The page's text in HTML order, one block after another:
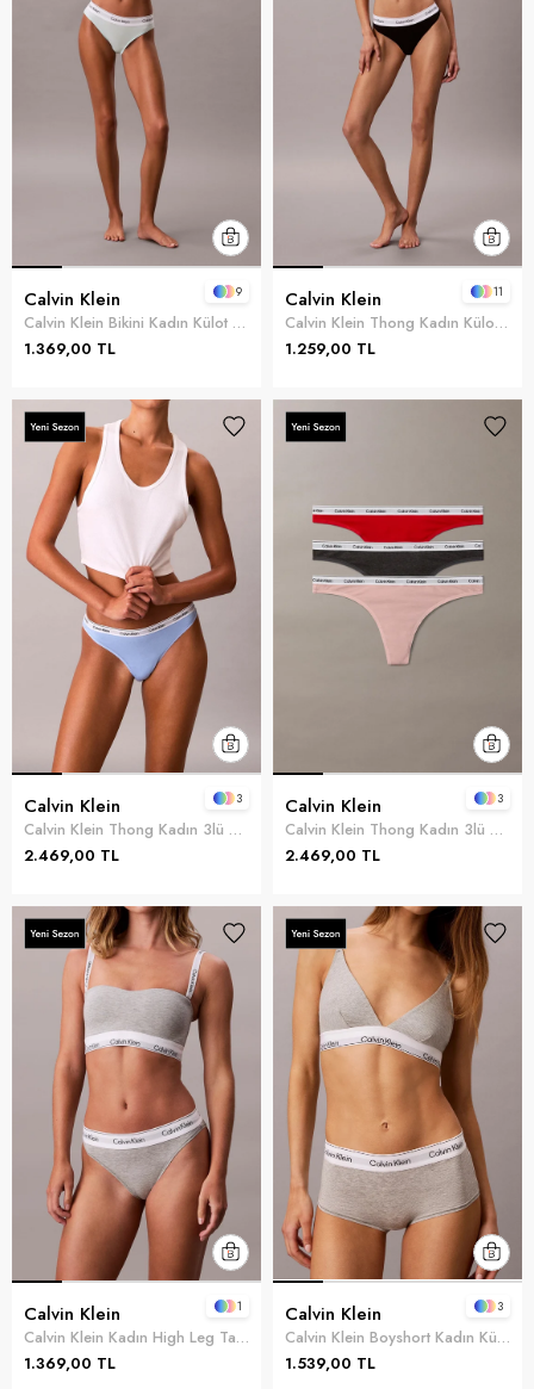
Calvin Klein
Calvin Klein Bikini Kadın Külot Yeşil
1.369,00 TL
9 Calvin Klein
Calvin Klein Thong Kadın Külot Siyah
1.259,00 TL
11
Calvin Klein
Calvin Klein Thong Kadın 3lü Külot Mavi
2.469,00 TL
3 Calvin Klein
Calvin Klein Thong Kadın 3lü Külot Kırmızı
2.469,00 TL
3
Calvin Klein
Calvin Klein Kadın High Leg Tanga Külot Gri
1.369,00 TL
1 Calvin Klein
Calvin Klein Boyshort Kadın Külot Gri
1.539,00 TL
3